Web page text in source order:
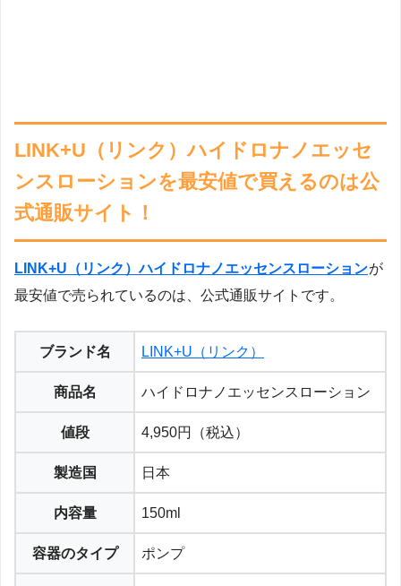
LINK+U（リンク）ハイドロナノエッセ
ンスローションを最安値で買えるのは公
式通販サイト！
LINK+U（リンク）ハイドロナノエッセンスローションが
最安値で売られているのは、公式通販サイトです。
ブランド名 LINK+U（リンク）
商品名 ハイドロナノエッセンスローション
値段 4,950円（税込）
製造国 日本
内容量 150ml
容器のタイプ ポンプ